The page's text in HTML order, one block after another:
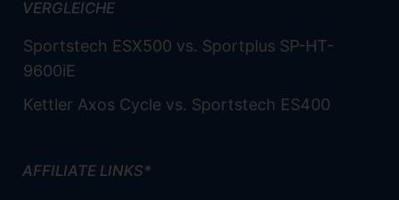
VERGLEICHE
Sportstech ESX500 vs. Sportplus SP-HT-
9600iE
Kettler Axos Cycle vs. Sportstech ES400
AFFILIATE LINKS*